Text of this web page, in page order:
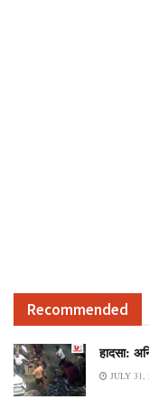
Recommended
हादसा:
JULY 31,